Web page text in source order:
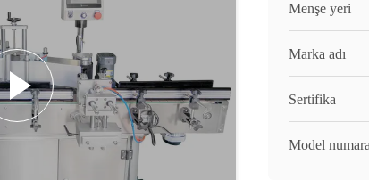
Menşe yeri
Marka adı
Sertifika
Model